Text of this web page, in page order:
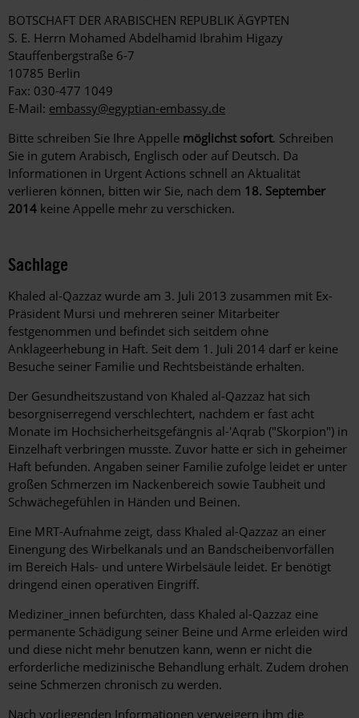
BOTSCHAFT DER ARABISCHEN REPUBLIK ÄGYPTEN
S. E. Herrn Mohamed Abdelhamid Ibrahim Higazy
Stauffenbergstraße 6-7
10785 Berlin
Fax: 030-477 1049
E-Mail: embassy@egyptian-embassy.de
Bitte schreiben Sie Ihre Appelle möglichst sofort. Schreiben
Sie in gutem Arabisch, Englisch oder auf Deutsch. Da
Informationen in Urgent Actions schnell an Aktualität
verlieren können, bitten wir Sie, nach dem 18. September
2014 keine Appelle mehr zu verschicken.
Sachlage
Khaled al-Qazzaz wurde am 3. Juli 2013 zusammen mit Ex-
Präsident Mursi und mehreren seiner Mitarbeiter
festgenommen und befindet sich seitdem ohne
Anklageerhebung in Haft. Seit dem 1. Juli 2014 darf er keine
Besuche seiner Familie und Rechtsbeistände erhalten.
Der Gesundheitszustand von Khaled al-Qazzaz hat sich
besorgniserregend verschlechtert, nachdem er fast acht
Monate im Hochsicherheitsgefängnis al-'Aqrab ("Skorpion") in
Einzelhaft verbringen musste. Zuvor hatte er sich in geheimer
Haft befunden. Angaben seiner Familie zufolge leidet er unter
großen Schmerzen im Nackenbereich sowie Taubheit und
Schwächegefühlen in Händen und Beinen.
Eine MRT-Aufnahme zeigt, dass Khaled al-Qazzaz an einer
Einengung des Wirbelkanals und an Bandscheibenvorfällen
im Bereich Hals- und untere Wirbelsäule leidet. Er benötigt
dringend einen operativen Eingriff.
Mediziner_innen befürchten, dass Khaled al-Qazzaz eine
permanente Schädigung seiner Beine und Arme erleiden wird
und diese nicht mehr benutzen kann, wenn er nicht die
erforderliche medizinische Behandlung erhält. Zudem drohen
seine Schmerzen chronisch zu werden.
Nach vorliegenden Informationen verweigern ihm die